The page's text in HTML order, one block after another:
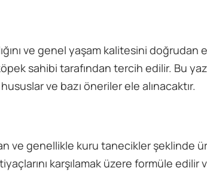
ve genel yaşam kalitesini doğrudan
sahibi tarafından tercih edilir. Bu
ve bazı öneriler ele alınacaktır.
ve genellikle kuru tanecikler şeklinde
karşılamak üzere formüle edilir